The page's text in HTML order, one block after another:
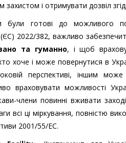
і отримувати дозвіл
готові до можливого
2022/382, важливо
та гуманно, і щоб
хоче і може повернутися в
перспективі, іншим
враховувати можливості
члени повинні вживати
всі ці міркування, повністю
2001/55/EC.